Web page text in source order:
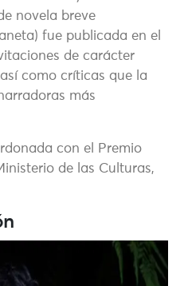
novela breve
fue publicada en el
de carácter
como críticas que la
más
con el Premio
de las Culturas,